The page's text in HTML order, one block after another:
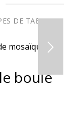
DE TABLE
boule